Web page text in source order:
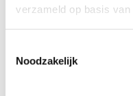
verzameld op basis
Noodzakelijk